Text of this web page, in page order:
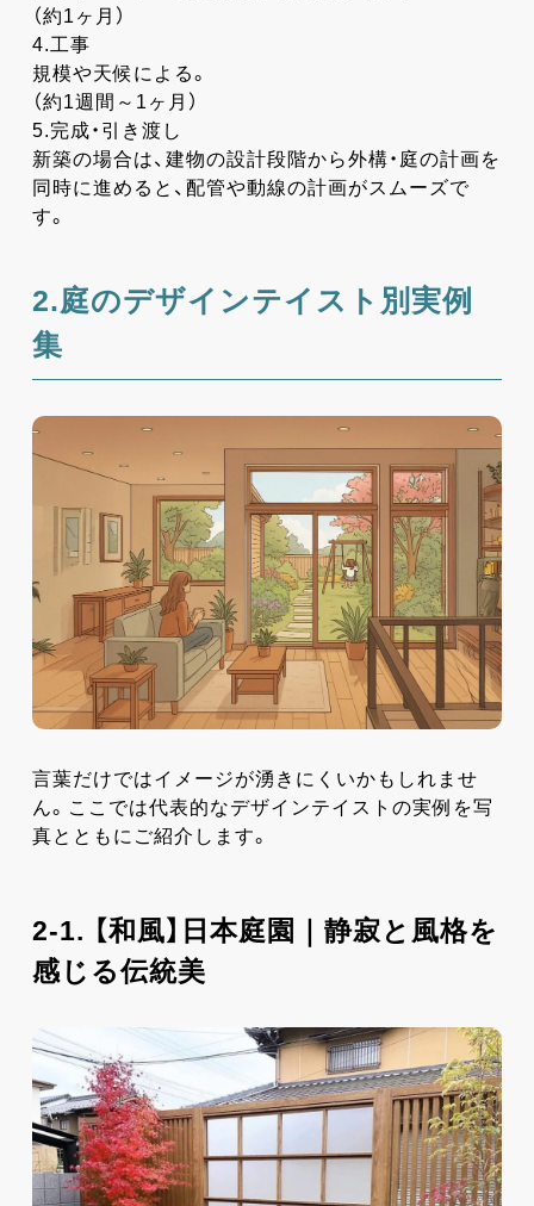
（約1ヶ月）
4.工事
規模や天候による。
（約1週間～1ヶ月）
5.完成・引き渡し
新築の場合は、建物の設計段階から外構・庭の計画を
同時に進めると、配管や動線の計画がスムーズで
す。
2.庭のデザインテイスト別実例
集
言葉だけではイメージが湧きにくいかもしれませ
ん。ここでは代表的なデザインテイストの実例を写
真とともにご紹介します。
2-1. 【和風】日本庭園｜静寂と風格を
感じる伝統美